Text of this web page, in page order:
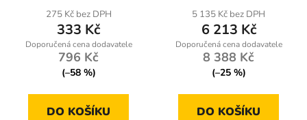
produktu
je
5,0
z
hvězdiček.
275 Kč bez DPH
333 Kč
796 Kč
(–58 %)
DO KOŠÍKU
produktu
je
4,0
z
hvězdiček.
5 135 Kč bez DPH
6 213 Kč
8 388 Kč
(–25 %)
DO KOŠÍKU